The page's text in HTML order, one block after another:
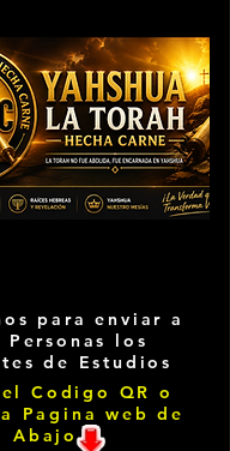
para enviar a
Personas los
de Estudios
Codigo QR o
Pagina web de
Abajo